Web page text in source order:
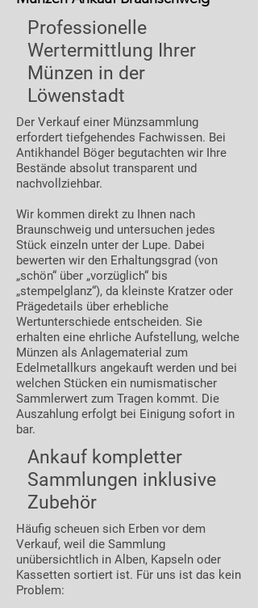
Professionelle
Wertermittlung Ihrer
Münzen in der
Löwenstadt
Der Verkauf einer Münzsammlung
erfordert tiefgehendes Fachwissen. Bei
Antikhandel Böger begutachten wir Ihre
Bestände absolut transparent und
nachvollziehbar.
Wir kommen direkt zu Ihnen nach
Braunschweig und untersuchen jedes
Stück einzeln unter der Lupe. Dabei
bewerten wir den Erhaltungsgrad (von
„schön“ über „vorzüglich“ bis
„stempelglanz“), da kleinste Kratzer oder
Prägedetails über erhebliche
Wertunterschiede entscheiden. Sie
erhalten eine ehrliche Aufstellung, welche
Münzen als Anlagematerial zum
Edelmetallkurs angekauft werden und bei
welchen Stücken ein numismatischer
Sammlerwert zum Tragen kommt. Die
Auszahlung erfolgt bei Einigung sofort in
bar.
Ankauf kompletter
Sammlungen inklusive
Zubehör
Häufig scheuen sich Erben vor dem
Verkauf, weil die Sammlung
unübersichtlich in Alben, Kapseln oder
Kassetten sortiert ist. Für uns ist das kein
Problem: